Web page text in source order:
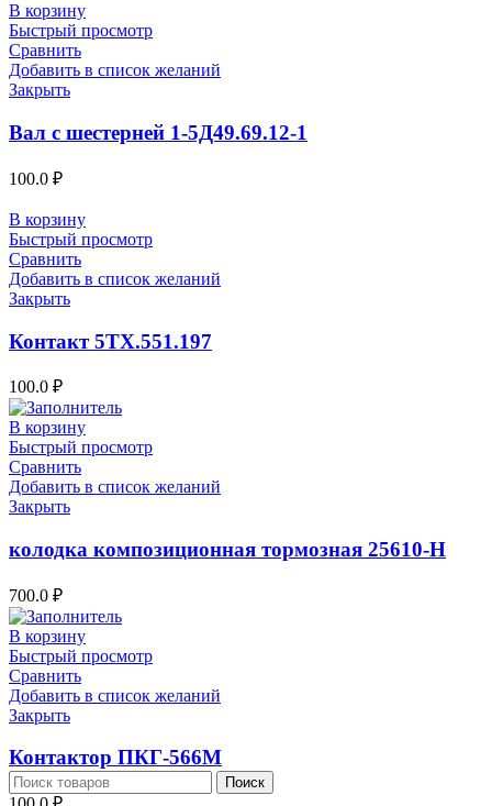
В корзину
Быстрый просмотр
Сравнить
Добавить в список желаний
Закрыть
Вал с шестерней 1-5Д49.69.12-1
100.0 ₽
В корзину
Быстрый просмотр
Сравнить
Добавить в список желаний
Закрыть
Контакт 5ТХ.551.197
100.0 ₽
В корзину
Быстрый просмотр
Сравнить
Добавить в список желаний
Закрыть
колодка композиционная тормозная 25610-Н
700.0 ₽
В корзину
Быстрый просмотр
Сравнить
Добавить в список желаний
Закрыть
Контактор ПКГ-566М
Поиск